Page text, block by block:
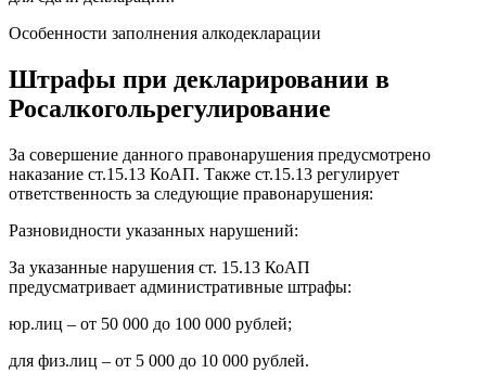
Особенности заполнения алкодекларации
Штрафы при декларировании в
Росалкогольрегулирование
За совершение данного правонарушения предусмотрено
наказание ст.15.13 КоАП. Также ст.15.13 регулирует
ответственность за следующие правонарушения:
Разновидности указанных нарушений:
За указанные нарушения ст. 15.13 КоАП
предусматривает административные штрафы:
юр.лиц – от 50 000 до 100 000 рублей;
для физ.лиц – от 5 000 до 10 000 рублей.